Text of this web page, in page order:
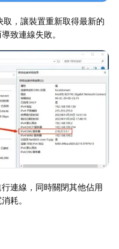
取，讓裝置重新取得最新的
致連線失敗。
連線，同時關閉其他佔用
耗。